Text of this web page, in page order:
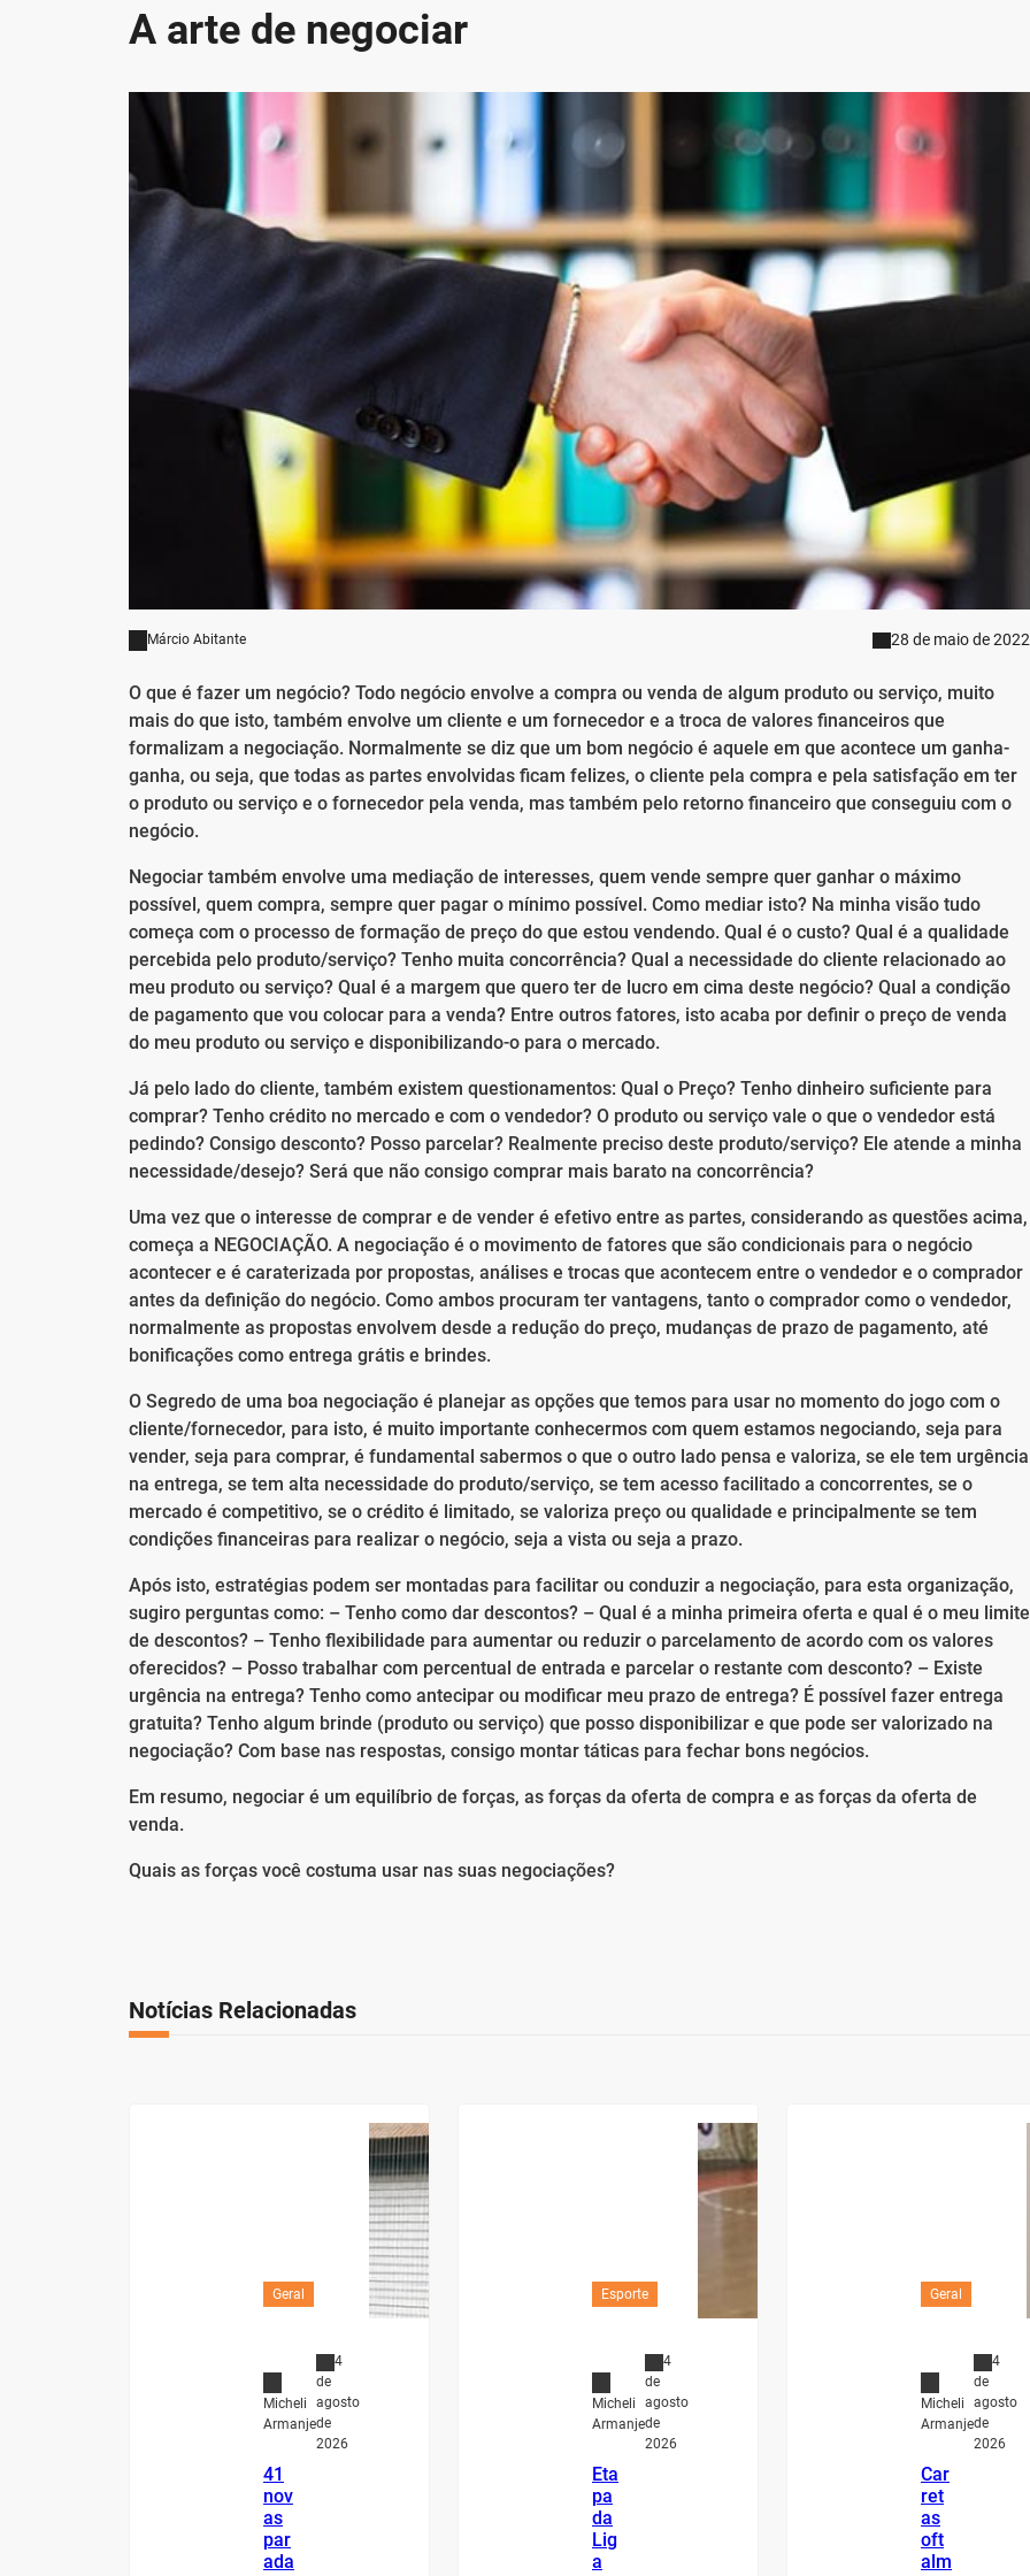
A arte de negociar
Márcio Abitante 28 de maio de 2022
O que é fazer um negócio? Todo negócio envolve a compra ou venda de algum produto ou serviço, muito
mais do que isto, também envolve um cliente e um fornecedor e a troca de valores financeiros que
formalizam a negociação. Normalmente se diz que um bom negócio é aquele em que acontece um ganha-
ganha, ou seja, que todas as partes envolvidas ficam felizes, o cliente pela compra e pela satisfação em ter
o produto ou serviço e o fornecedor pela venda, mas também pelo retorno financeiro que conseguiu com o
negócio.
Negociar também envolve uma mediação de interesses, quem vende sempre quer ganhar o máximo
possível, quem compra, sempre quer pagar o mínimo possível. Como mediar isto? Na minha visão tudo
começa com o processo de formação de preço do que estou vendendo. Qual é o custo? Qual é a qualidade
percebida pelo produto/serviço? Tenho muita concorrência? Qual a necessidade do cliente relacionado ao
meu produto ou serviço? Qual é a margem que quero ter de lucro em cima deste negócio? Qual a condição
de pagamento que vou colocar para a venda? Entre outros fatores, isto acaba por definir o preço de venda
do meu produto ou serviço e disponibilizando-o para o mercado.
Já pelo lado do cliente, também existem questionamentos: Qual o Preço? Tenho dinheiro suficiente para
comprar? Tenho crédito no mercado e com o vendedor? O produto ou serviço vale o que o vendedor está
pedindo? Consigo desconto? Posso parcelar? Realmente preciso deste produto/serviço? Ele atende a minha
necessidade/desejo? Será que não consigo comprar mais barato na concorrência?
Uma vez que o interesse de comprar e de vender é efetivo entre as partes, considerando as questões acima,
começa a NEGOCIAÇÃO. A negociação é o movimento de fatores que são condicionais para o negócio
acontecer e é caraterizada por propostas, análises e trocas que acontecem entre o vendedor e o comprador
antes da definição do negócio. Como ambos procuram ter vantagens, tanto o comprador como o vendedor,
normalmente as propostas envolvem desde a redução do preço, mudanças de prazo de pagamento, até
bonificações como entrega grátis e brindes.
O Segredo de uma boa negociação é planejar as opções que temos para usar no momento do jogo com o
cliente/fornecedor, para isto, é muito importante conhecermos com quem estamos negociando, seja para
vender, seja para comprar, é fundamental sabermos o que o outro lado pensa e valoriza, se ele tem urgência
na entrega, se tem alta necessidade do produto/serviço, se tem acesso facilitado a concorrentes, se o
mercado é competitivo, se o crédito é limitado, se valoriza preço ou qualidade e principalmente se tem
condições financeiras para realizar o negócio, seja a vista ou seja a prazo.
Após isto, estratégias podem ser montadas para facilitar ou conduzir a negociação, para esta organização,
sugiro perguntas como: – Tenho como dar descontos? – Qual é a minha primeira oferta e qual é o meu limite
de descontos? – Tenho flexibilidade para aumentar ou reduzir o parcelamento de acordo com os valores
oferecidos? – Posso trabalhar com percentual de entrada e parcelar o restante com desconto? – Existe
urgência na entrega? Tenho como antecipar ou modificar meu prazo de entrega? É possível fazer entrega
gratuita? Tenho algum brinde (produto ou serviço) que posso disponibilizar e que pode ser valorizado na
negociação? Com base nas respostas, consigo montar táticas para fechar bons negócios.
Em resumo, negociar é um equilíbrio de forças, as forças da oferta de compra e as forças da oferta de
venda.
Quais as forças você costuma usar nas suas negociações?
Notícias Relacionadas
Geral
Micheli
Armanje
4
de
agosto
de
2026
41
nov
as
par
ada
Esporte
Micheli
Armanje
4
de
agosto
de
2026
Eta
pa
da
Lig
a
Geral
Micheli
Armanje
4
de
agosto
de
2026
Car
ret
as
oft
alm